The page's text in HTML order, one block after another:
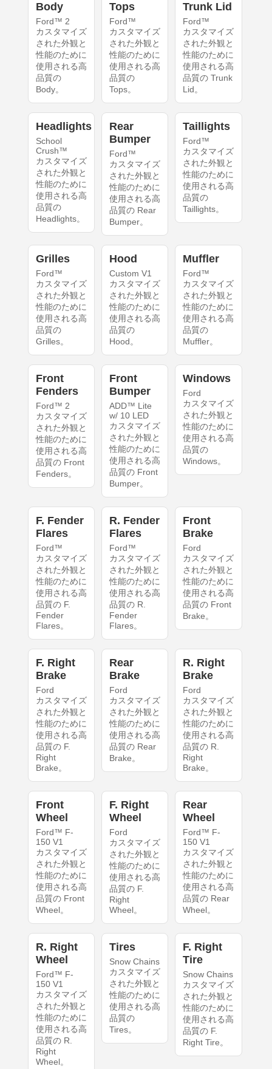
Body
Ford™ 2
カスタマイズ
された外観と
性能のために
使用される高
品質の
Body。
Tops
Ford™
カスタマイズ
された外観と
性能のために
使用される高
品質の
Tops。
Trunk Lid
Ford™
カスタマイズ
された外観と
性能のために
使用される高
品質の Trunk
Lid。
Headlights
School
Crush™
カスタマイズ
された外観と
性能のために
使用される高
品質の
Headlights。
Rear
Bumper
Ford™
カスタマイズ
された外観と
性能のために
使用される高
品質の Rear
Bumper。
Taillights
Ford™
カスタマイズ
された外観と
性能のために
使用される高
品質の
Taillights。
Grilles
Ford™
カスタマイズ
された外観と
性能のために
使用される高
品質の
Grilles。
Hood
Custom V1
カスタマイズ
された外観と
性能のために
使用される高
品質の
Hood。
Muffler
Ford™
カスタマイズ
された外観と
性能のために
使用される高
品質の
Muffler。
Front
Fenders
Ford™ 2
カスタマイズ
された外観と
性能のために
使用される高
品質の Front
Fenders。
Front
Bumper
ADD™ Lite
w/ 10 LED
カスタマイズ
された外観と
性能のために
使用される高
品質の Front
Bumper。
Windows
Ford
カスタマイズ
された外観と
性能のために
使用される高
品質の
Windows。
F. Fender
Flares
Ford™
カスタマイズ
された外観と
性能のために
使用される高
品質の F.
Fender
Flares。
R. Fender
Flares
Ford™
カスタマイズ
された外観と
性能のために
使用される高
品質の R.
Fender
Flares。
Front
Brake
Ford
カスタマイズ
された外観と
性能のために
使用される高
品質の Front
Brake。
F. Right
Brake
Ford
カスタマイズ
された外観と
性能のために
使用される高
品質の F.
Right
Brake。
Rear
Brake
Ford
カスタマイズ
された外観と
性能のために
使用される高
品質の Rear
Brake。
R. Right
Brake
Ford
カスタマイズ
された外観と
性能のために
使用される高
品質の R.
Right
Brake。
Front
Wheel
Ford™ F-
150 V1
カスタマイズ
された外観と
性能のために
使用される高
品質の Front
Wheel。
F. Right
Wheel
Ford
カスタマイズ
された外観と
性能のために
使用される高
品質の F.
Right
Wheel。
Rear
Wheel
Ford™ F-
150 V1
カスタマイズ
された外観と
性能のために
使用される高
品質の Rear
Wheel。
R. Right
Wheel
Ford™ F-
150 V1
カスタマイズ
された外観と
性能のために
使用される高
品質の R.
Right
Wheel。
Tires
Snow Chains
カスタマイズ
された外観と
性能のために
使用される高
品質の
Tires。
F. Right
Tire
Snow Chains
カスタマイズ
された外観と
性能のために
使用される高
品質の F.
Right Tire。